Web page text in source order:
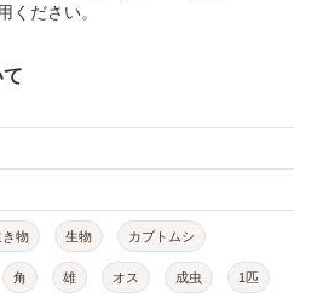
ください。
き物 生物 カブトムシ
角 雄 オス 成虫 1匹